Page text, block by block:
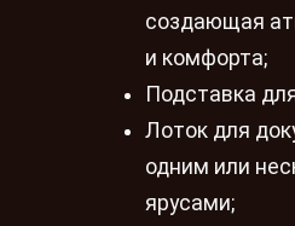
создающая
и комфорта;
Подставка
Лоток для
одним или
ярусами;